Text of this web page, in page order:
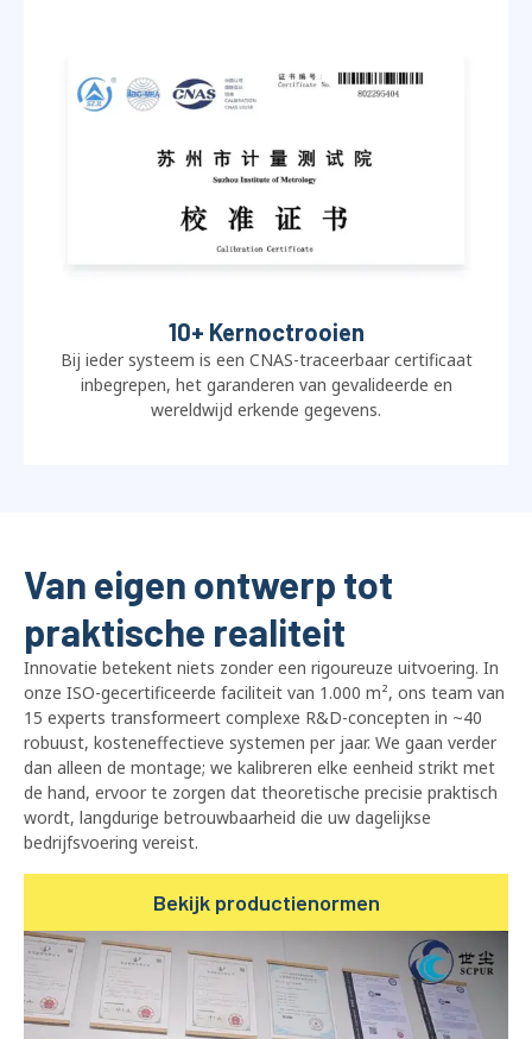
10+ Kernoctrooien
Bij ieder systeem is een CNAS-traceerbaar certificaat
inbegrepen, het garanderen van gevalideerde en
wereldwijd erkende gegevens.
Van eigen ontwerp tot
praktische realiteit
Innovatie betekent niets zonder een rigoureuze uitvoering. In
onze ISO-gecertificeerde faciliteit van 1.000 m², ons team van
15 experts transformeert complexe R&D-concepten in ~40
robuust, kosteneffectieve systemen per jaar. We gaan verder
dan alleen de montage; we kalibreren elke eenheid strikt met
de hand, ervoor te zorgen dat theoretische precisie praktisch
wordt, langdurige betrouwbaarheid die uw dagelijkse
bedrijfsvoering vereist.
Bekijk productienormen